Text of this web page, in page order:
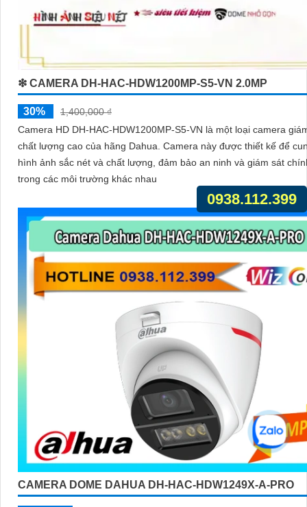
❇ CAMERA DH-HAC-HDW1200MP-S5-VN 2.0MP
30%
1,400,000 ₫
Camera HD DH-HAC-HDW1200MP-S5-VN là một loại camera
chất lượng cao của hãng Dahua. Camera này được thiết kế để cung cấp
hình ảnh sắc nét và chất lượng, đảm bảo an ninh và giám sát
trong các môi trường khác nhau
CAMERA DOME DAHUA DH-HAC-HDW1249X-A-PRO
0938.112.399